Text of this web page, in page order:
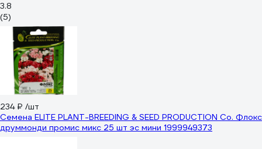
3.8
(5)
234 ₽ /шт
Семена ELITE PLANT-BREEDING & SEED PRODUCTION Co. Флокс
друммонди промис микс 25 шт эс мини 1999949373